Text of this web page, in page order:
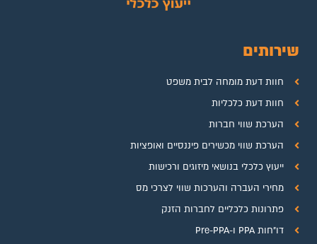
שירותים
חוות דעת מומחה לבית משפט
חוות דעת כלכליות
הערכת שווי חברות
הערכת שווי מכשירים פיננסיים ואופציות
ייעוץ כלכלי בנושאי מיזוגים ורכישות
מחירי העברה והערכות שווי לצרכי מס
פתרונות כלכליים לחברות הזנק
דו"חות PPA ו-Pre-PPA